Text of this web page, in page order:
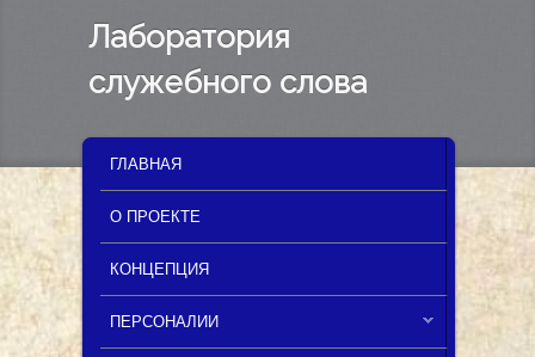
Лаборатория
служебного слова
SKIP TO PRIMARY CONTENT
SKIP TO SECONDARY CONTENT
ГЛАВНАЯ
О ПРОЕКТЕ
КОНЦЕПЦИЯ
ПЕРСОНАЛИИ